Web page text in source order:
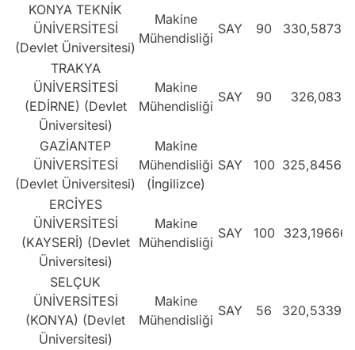
KONYA TEKNİK
ÜNİVERSİTESİ
(Devlet Üniversitesi)
Makine
Mühendisliği
SAY 90 330,58737
TRAKYA
ÜNİVERSİTESİ
(EDİRNE) (Devlet
Üniversitesi)
Makine
Mühendisliği
SAY 90 326,083
GAZİANTEP
ÜNİVERSİTESİ
(Devlet Üniversitesi)
Makine
Mühendisliği
(İngilizce)
SAY 100 325,84564
ERCİYES
ÜNİVERSİTESİ
(KAYSERİ) (Devlet
Üniversitesi)
Makine
Mühendisliği
SAY 100 323,19666
SELÇUK
ÜNİVERSİTESİ
(KONYA) (Devlet
Üniversitesi)
Makine
Mühendisliği
SAY 56 320,53398